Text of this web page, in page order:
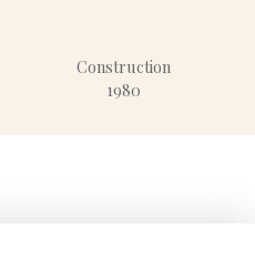
Construction
1980